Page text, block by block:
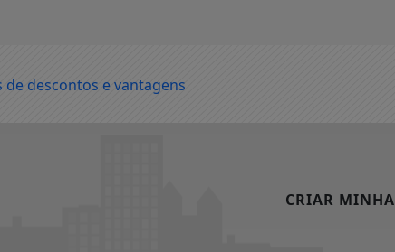
CRIAR